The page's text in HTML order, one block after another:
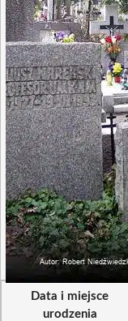
Data i miejsce
urodzenia